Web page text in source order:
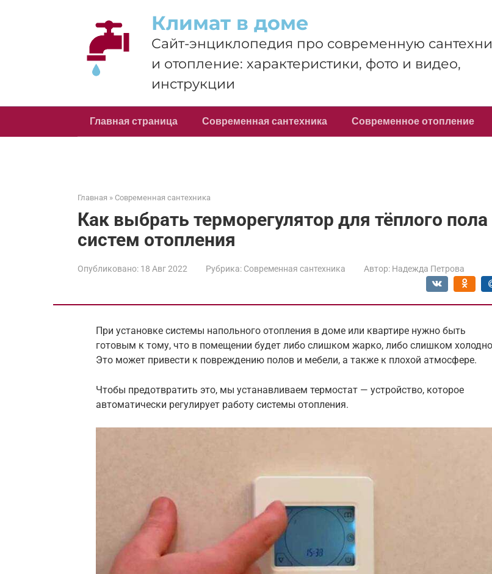
Климат в доме
Сайт-энциклопедия про современную
и отопление: характеристики, фото и видео,
инструкции
Главная страница Современная сантехника Современное отопление
Главная » Современная сантехника
Как выбрать терморегулятор для тёплого пола
систем отопления
Опубликовано: 18 Авг 2022 Рубрика: Современная сантехника Автор: Надежда Петрова
При установке системы напольного отопления в доме или квартире нужно быть
готовым к тому, что в помещении будет либо слишком жарко, либо слишком
Это может привести к повреждению полов и мебели, а также к плохой атмосфере.
Чтобы предотвратить это, мы устанавливаем термостат — устройство, которое
автоматически регулирует работу системы отопления.